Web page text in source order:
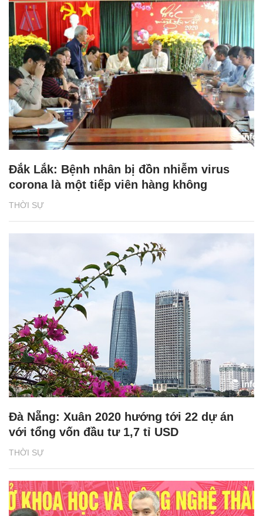
THỜI SỰ
Đắk Lắk: Bệnh nhân bị đồn nhiễm virus
corona là một tiếp viên hàng không
THỜI SỰ
Đà Nẵng: Xuân 2020 hướng tới 22 dự án
với tổng vốn đầu tư 1,7 tỉ USD